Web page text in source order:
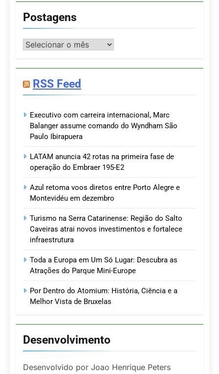
Postagens
Postagens
RSS Feed
Executivo com carreira internacional, Marc
Balanger assume comando do Wyndham São
Paulo Ibirapuera
LATAM anuncia 42 rotas na primeira fase de
operação do Embraer 195-E2
Azul retoma voos diretos entre Porto Alegre e
Montevidéu em dezembro
Turismo na Serra Catarinense: Região do Salto
Caveiras atrai novos investimentos e fortalece
infraestrutura
Toda a Europa em Um Só Lugar: Descubra as
Atrações do Parque Mini-Europe
Por Dentro do Atomium: História, Ciência e a
Melhor Vista de Bruxelas
Desenvolvimento
Desenvolvido por Joao Henrique Peters